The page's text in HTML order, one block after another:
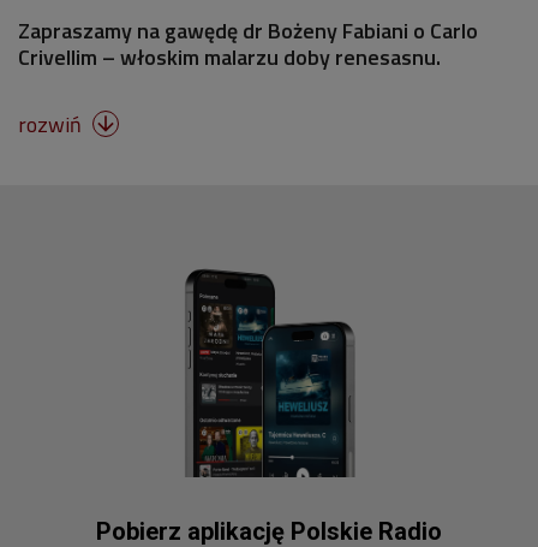
Zapraszamy na gawędę dr Bożeny Fabiani o Carlo
Crivellim – włoskim malarzu doby renesasnu.
rozwiń 
Pobierz aplikację Polskie Radio